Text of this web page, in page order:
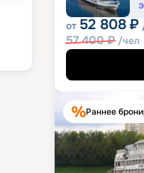
от 52 808 ₽
57 400₽ /чел
Раннее